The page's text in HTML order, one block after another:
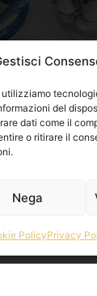
del
dati come il
o ritirare il
Nega
PolicyPrivacy